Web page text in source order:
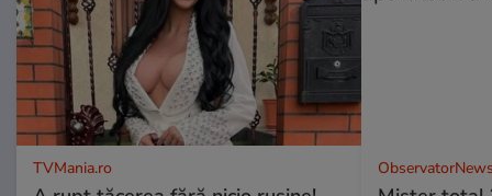
TVMania.ro